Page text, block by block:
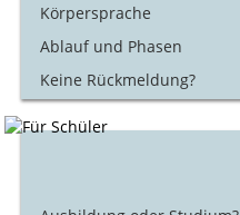
Körpersprache
Ablauf und Phasen
Keine Rückmeldung?